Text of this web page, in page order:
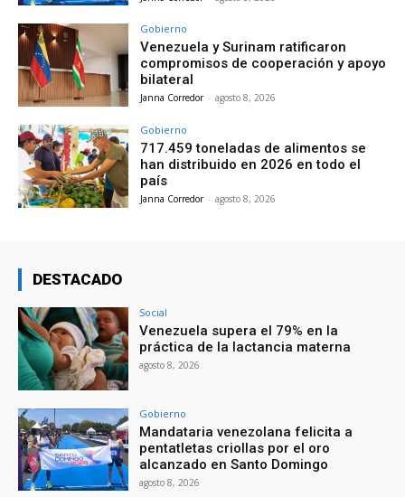
Gobierno
Venezuela y Surinam ratificaron
compromisos de cooperación y apoyo
bilateral
Janna Corredor - agosto 8, 2026
Gobierno
717.459 toneladas de alimentos se
han distribuido en 2026 en todo el
país
Janna Corredor - agosto 8, 2026
DESTACADO
Social
Venezuela supera el 79% en la
práctica de la lactancia materna
agosto 8, 2026
Gobierno
Mandataria venezolana felicita a
pentatletas criollas por el oro
alcanzado en Santo Domingo
agosto 8, 2026